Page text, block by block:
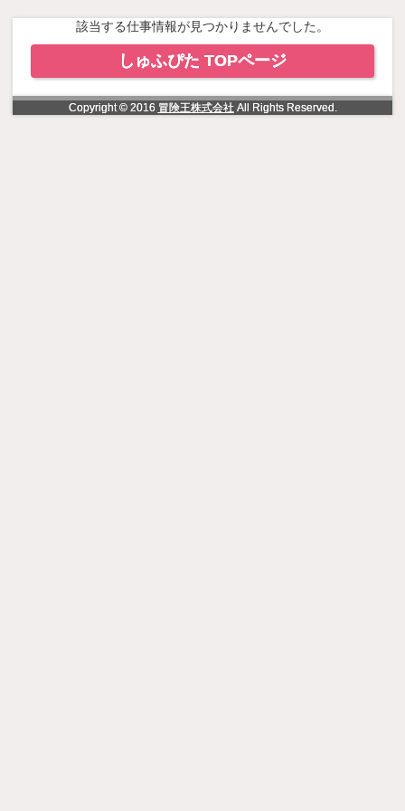
該当する仕事情報が見つかりませんでした。
しゅふぴた TOPページ
Copyright © 2016 冒険王株式会社All Rights Reserved.